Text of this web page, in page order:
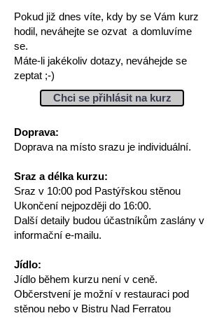
Pokud již dnes víte, kdy by se Vám kurz
hodil, neváhejte se ozvat a domluvíme
se.
Máte-li jakékoliv dotazy, neváhejde se
zeptat ;-)
Chci se přihlásit na kurz
Doprava:
Doprava na místo srazu je individuální.
Sraz a délka kurzu:
Sraz v 10:00 pod Pastýřskou stěnou
Ukončení nejpozději do 16:00.
Další detaily budou účastníkům zaslány v
informační e-mailu.
Jídlo:
Jídlo během kurzu není v ceně.
Občerstvení je možní v restauraci pod
stěnou nebo v Bistru Nad Ferratou